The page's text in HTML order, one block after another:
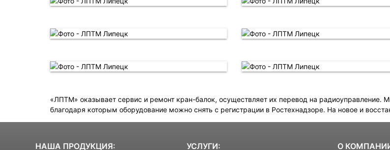
«ЛПТМ» оказывает сервис и ремонт кран-балок, осуществляет их перевод на
благодаря которым оборудование можно снять с регистрации в Ростехнадзоре. На новое и
НАША ПРОДУКЦИЯ: УСЛУГИ: О